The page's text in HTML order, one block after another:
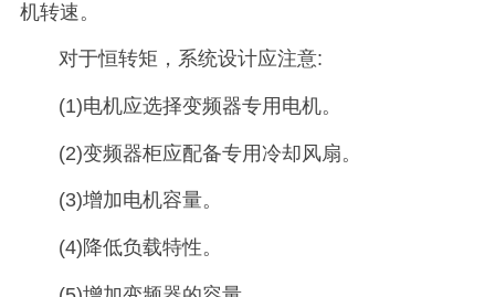
机转速。
对于恒转矩，系统设计应注意:
(1)电机应选择变频器专用电机。
(2)变频器柜应配备专用冷却风扇。
(3)增加电机容量。
(4)降低负载特性。